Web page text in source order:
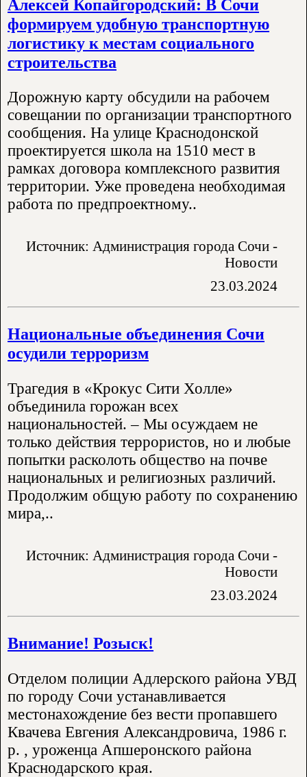
Алексей Копайгородский: В Сочи
формируем удобную транспортную
логистику к местам социального
строительства
Дорожную карту обсудили на рабочем
совещании по организации транспортного
сообщения. На улице Краснодонской
проектируется школа на 1510 мест в
рамках договора комплексного развития
территории. Уже проведена необходимая
работа по предпроектному..
Источник: Администрация города Сочи -
Новости
23.03.2024
Национальные объединения Сочи
осудили терроризм
Трагедия в «Крокус Сити Холле»
объединила горожан всех
национальностей. – Мы осуждаем не
только действия террористов, но и любые
попытки расколоть общество на почве
национальных и религиозных различий.
Продолжим общую работу по сохранению
мира,..
Источник: Администрация города Сочи -
Новости
23.03.2024
Внимание! Розыск!
Отделом полиции Адлерского района УВД
по городу Сочи устанавливается
местонахождение без вести пропавшего
Квачева Евгения Александровича, 1986 г.
р. , уроженца Апшеронского района
Краснодарского края.